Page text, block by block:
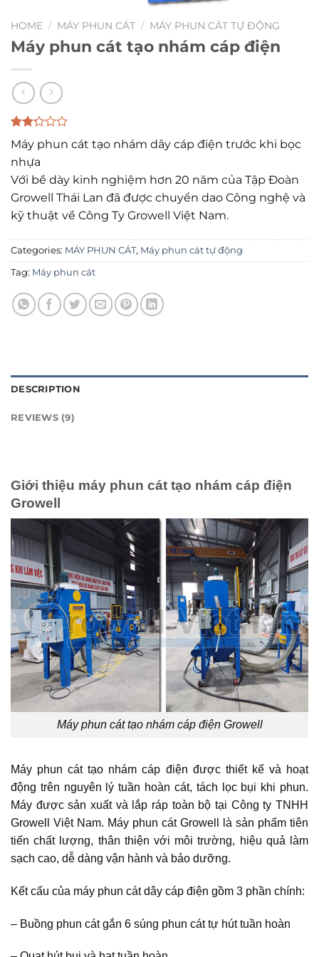
HOME / MÁY PHUN CÁT / MÁY PHUN CÁT TỰ ĐỘNG
Máy phun cát tạo nhám cáp điện
Rated
2.22
out
of 5
based
on
9
ratings
Máy phun cát tạo nhám dây cáp điện trước khi bọc
nhựa
Với bề dày kinh nghiệm hơn 20 năm của Tập Đoàn
Growell Thái Lan đã được chuyển dao Công nghệ và
kỹ thuật về Công Ty Growell Việt Nam.
Categories: MÁY PHUN CÁT, Máy phun cát tự động
Tag: Máy phun cát
DESCRIPTION
REVIEWS (9)
Giới thiệu máy phun cát tạo nhám cáp điện
Growell
Máy phun cát tạo nhám cáp điện Growell
Máy phun cát tạo nhám cáp điện được thiết kế và hoạt
động trên nguyên lý tuần hoàn cát, tách lọc bụi khi phun.
Máy được sản xuất và lắp ráp toàn bộ tại Công ty TNHH
Growell Việt Nam. Máy phun cát Growell là sản phẩm tiên
tiến chất lượng, thân thiện với môi trường, hiệu quả làm
sạch cao, dễ dàng vận hành và bảo dưỡng.
Kết cấu của máy phun cát dây cáp điện gồm 3 phần chính:
– Buồng phun cát gắn 6 súng phun cát tự hút tuần hoàn